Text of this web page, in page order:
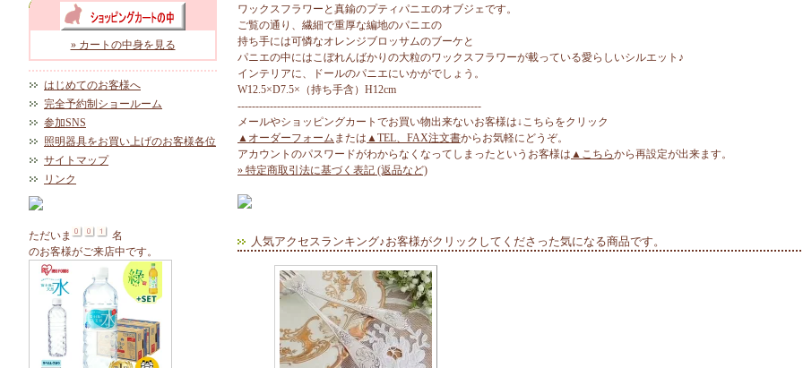
» カートの中身を見る
はじめてのお客様へ
完全予約制ショールーム
参加SNS
照明器具をお買い上げのお客様各位
サイトマップ
リンク
ただいま
名
のお客様がご来店中です。
ワックスフラワーと真鍮のプティパニエのオブジェです。
ご覧の通り、繊細で重厚な編地のパニエの
持ち手には可憐なオレンジブロッサムのブーケと
パニエの中にはこぼれんばかりの大粒のワックスフラワーが載っている愛らしいシルエット♪
インテリアに、ドールのパニエにいかがでしょう。
W12.5×D7.5×（持ち手含）H12cm
--------------------------------------------------------------------
メールやショッピングカートでお買い物出来ないお客様は↓こちらをクリック
▲オーダーフォーム または ▲TEL、FAX注文書からお気軽にどうぞ。
アカウントのパスワードがわからなくなってしまったというお客様は ▲こちらから再設定が出来ます。
» 特定商取引法に基づく表記 (返品など)
人気アクセスランキング♪お客様がクリックしてくださった気になる商品です。